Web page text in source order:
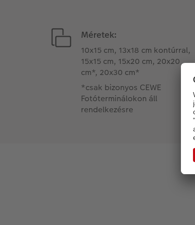
Méretek:
10x15 cm, 13x18 cm kontúrral,
15x15 cm, 15x20 cm, 20x20
cm*, 20x30 cm*
*csak bizonyos CEWE
Fotóterminálokon áll
rendelkezésre